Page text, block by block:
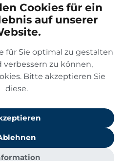
Cookies für ein
auf unserer
für Sie optimal zu gestalten
zu können,
Bitte akzeptieren Sie
diese.